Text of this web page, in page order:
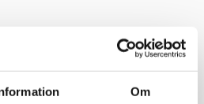
Om
/Dieseltank reservdelar &
och fat 1″,2″